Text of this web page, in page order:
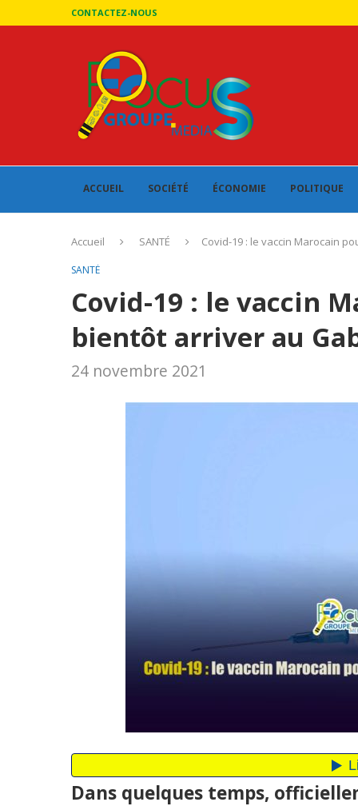
CONTACTEZ-NOUS
ACCUEIL SOCIÉTÉ ÉCONOMIE POLITIQUE
Accueil SANTÉ Covid-19 : le vaccin Marocain
SANTÉ
Covid-19 : le vaccin
bientôt arriver au
24 novembre 2021
Dans quelques temps,